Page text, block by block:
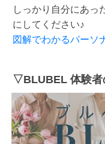
しっかり自分にあっ
にしてください♪
図解でわかるパーソ
▽BLUBEL 体験